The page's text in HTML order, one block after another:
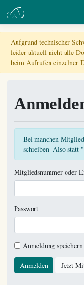
Aufgrund technischer
leider aktuell nicht alle
beim Aufrufen einzelner
Bei manchen
schreiben. Also statt
Mitgliedsnummer oder
Passwort
Anmeldung speichern
Anmelden Jetzt